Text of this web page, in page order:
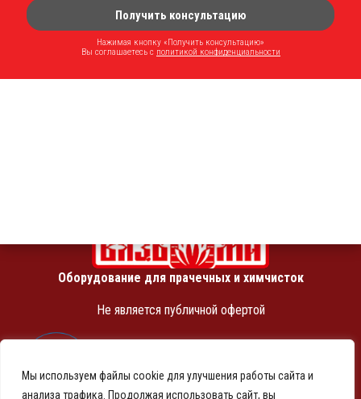
Мы используем файлы cookie для улучшения работы сайта и
анализа трафика. Продолжая использовать сайт, вы
Получить консультацию
Нажимая кнопку «Получить консультацию»
Вы соглашаетесь с политикой конфиденциальности
Контакты
г. Санкт-Петербург, 5-й Предпортовый проезд, 26-Е
sale@vyazmasz.ru
Оборудование для прачечных и химчисток
Не является публичной офертой
КПП 781001001
ОГРН 1257800001458